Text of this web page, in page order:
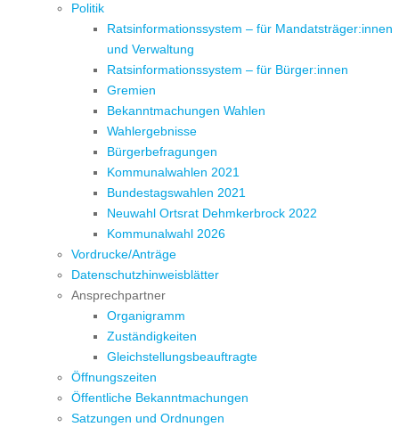
Politik
Ratsinformationssystem – für Mandatsträger:innen
und Verwaltung
Ratsinformationssystem – für Bürger:innen
Gremien
Bekanntmachungen Wahlen
Wahlergebnisse
Bürgerbefragungen
Kommunalwahlen 2021
Bundestagswahlen 2021
Neuwahl Ortsrat Dehmkerbrock 2022
Kommunalwahl 2026
Vordrucke/Anträge
Datenschutzhinweisblätter
Ansprechpartner
Organigramm
Zuständigkeiten
Gleichstellungsbeauftragte
Öffnungszeiten
Öffentliche Bekanntmachungen
Satzungen und Ordnungen